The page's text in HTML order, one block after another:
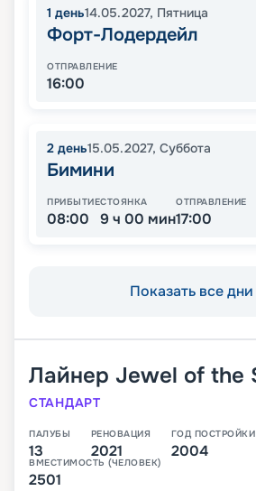
1 день14.05.2027, Пятница
Форт-Лодердейл
ОТПРАВЛЕНИЕ
16:00
2 день15.05.2027, Суббота
Бимини
ПРИБЫТИЕ
08:00
СТОЯНКА
9 ч 00 мин
ОТПРАВЛЕНИЕ
17:00
Показать все дни
Лайнер Jewel of the
СТАНДАРТ
ПАЛУБЫ
13
РЕНОВАЦИЯ
2021
ГОД ПОСТРОЙКИ
2004
ВМЕСТИМОСТЬ (ЧЕЛОВЕК)
2501